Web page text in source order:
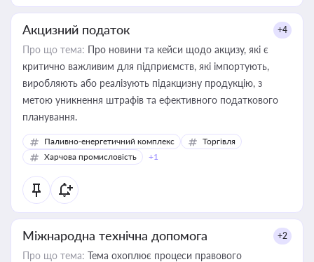
Акцизний податок +4
Про що тема: Про новини та кейси щодо акцизу, які є
критично важливим для підприємств, які імпортують,
виробляють або реалізують підакцизну продукцію, з
метою уникнення штрафів та ефективного податкового
планування.
Паливно-енергетичний комплекс
Торгівля
Харчова промисловість
+1
Міжнародна технічна допомога +2
Про що тема: Тема охоплює процеси правового